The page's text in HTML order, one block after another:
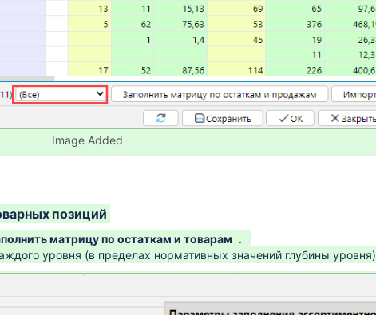
Image Added
позиций
матрицу по остаткам и товарам .
уровня (в пределах нормативных значений глубины уровня)